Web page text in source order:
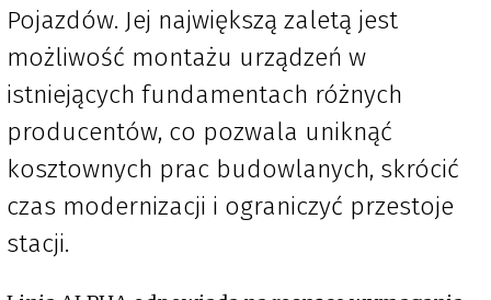
Pojazdów. Jej największą zaletą jest
możliwość montażu urządzeń w
istniejących fundamentach różnych
producentów, co pozwala uniknąć
kosztownych prac budowlanych, skrócić
czas modernizacji i ograniczyć przestoje
stacji.